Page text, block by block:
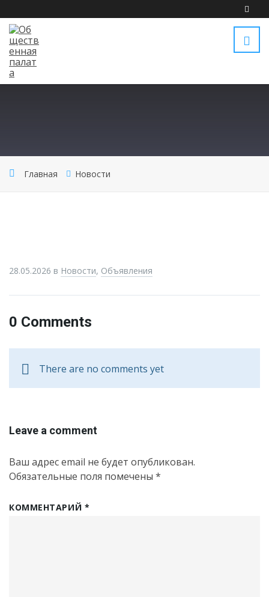
Главная Новости
28.05.2026 в Новости, Объявления
0 Comments
There are no comments yet
Leave a comment
Ваш адрес email не будет опубликован.
Обязательные поля помечены *
КОММЕНТАРИЙ *